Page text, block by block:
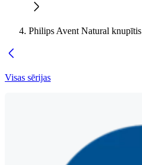
Philips Avent Natural knupītis
Visas sērijas